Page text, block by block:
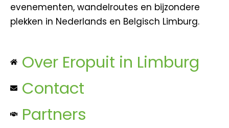
evenementen, wandelroutes en bijzondere
plekken in Nederlands en Belgisch Limburg.
Over Eropuit in Limburg
Contact
Partners